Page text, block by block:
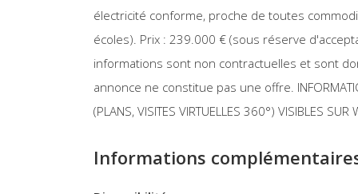
électricité conforme, proche de toutes
écoles). Prix : 239.000 € (sous réserve
informations sont non contractuelles et sont
annonce ne constitue pas une offre.
(PLANS, VISITES VIRTUELLES 360°) VISIBLES SUR
Informations